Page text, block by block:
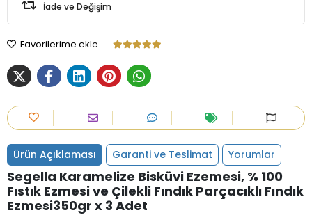
İade ve Değişim
Favorilerime ekle
Ürün Açıklaması Garanti ve Teslimat Yorumlar
Segella Karamelize Bisküvi Ezemesi, % 100
Fıstık Ezmesi ve Çilekli Fındık Parçacıklı Fındık
Ezmesi350gr x 3 Adet